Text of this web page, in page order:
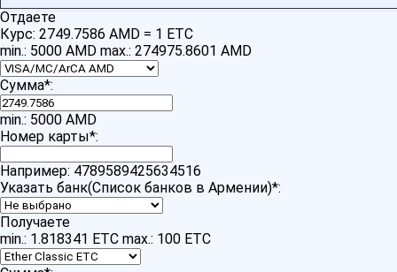
Отдаете
Курс: 2749.7586 AMD = 1 ETC
min.: 5000 AMD max.: 274975.8601 AMD
Сумма*:
min.: 5000 AMD
Номер карты*:
Например: 4789589425634516
Указать банк(Список банков в Армении)*:
Получаете
min.: 1.818341 ETC max.: 100 ETC